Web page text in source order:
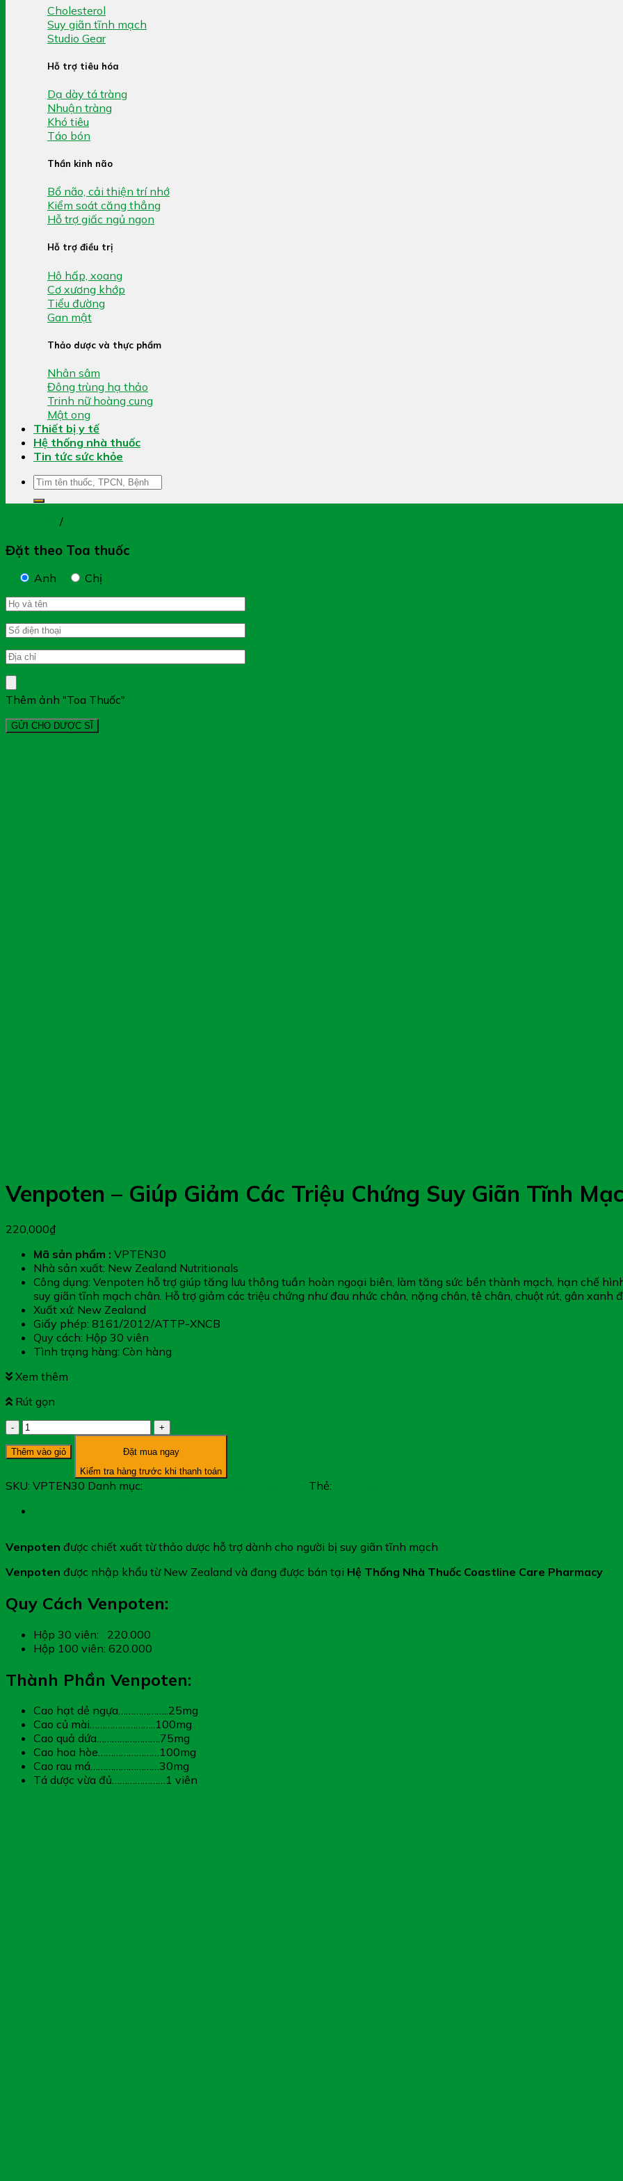
Cholesterol
Suy giãn tĩnh mạch
Studio Gear
Hỗ trợ tiêu hóa
Dạ dày tá tràng
Nhuận tràng
Khó tiêu
Táo bón
Thần kinh não
Bổ não, cải thiện trí nhớ
Kiểm soát căng thẳng
Hỗ trợ giấc ngủ ngon
Hỗ trợ điều trị
Hô hấp, xoang
Cơ xương khớp
Tiểu đường
Gan mật
Thảo dược và thực phẩm
Nhân sâm
Đông trùng hạ thảo
Trinh nữ hoàng cung
Mật ong
Thiết bị y tế
Hệ thống nhà thuốc
Tin tức sức khỏe
Tìm
kiếm:
/
Đặt theo Toa thuốc
Anh Chị
Thêm ảnh "Toa Thuốc"
Venpoten – Giúp Giảm Các Triệu Chứng Suy Giãn Tĩnh
220,000₫
Mã sản phẩm : VPTEN30
Nhà sản xuất: New Zealand Nutritionals
Công dụng: Venpoten hỗ trợ giúp tăng lưu thông tuần hoàn ngoại biên, làm tăng sức bền thành mạch, hạn chế
suy giãn tĩnh mạch chân. Hỗ trợ giảm các triệu chứng như đau nhức chân, nặng chân, tê chân, chuột rút, gân xanh
Xuất xứ: New Zealand
Giấy phép: 8161/2012/ATTP-XNCB
Quy cách: Hộp 30 viên
Tình trạng hàng: Còn hàng
Xem thêm
Rút gọn
Venpoten
Giúp
Các
Chứng
Tĩnh
Mạch
số
Thêm vào giỏ
Đặt mua ngay
Kiểm tra hàng trước khi thanh toán
SKU: VPTEN30 Danh mục: Thẻ:
Venpoten được chiết xuất từ thảo dược hỗ trợ dành cho người bị suy giãn tĩnh mạch
Venpoten được nhập khẩu từ New Zealand và đang được bán tại Hệ Thống Nhà Thuốc Coastline Care Pharmacy
Quy Cách Venpoten:
Hộp 30 viên: 220.000
Hộp 100 viên: 620.000
Thành Phần Venpoten:
Cao hạt dẻ ngựa………………..25mg
Cao củ mài……………………..100mg
Cao quả dứa…………………….75mg
Cao hoa hòe……………………100mg
Cao rau má………………………30mg
Tá dược vừa đủ…………………1 viên